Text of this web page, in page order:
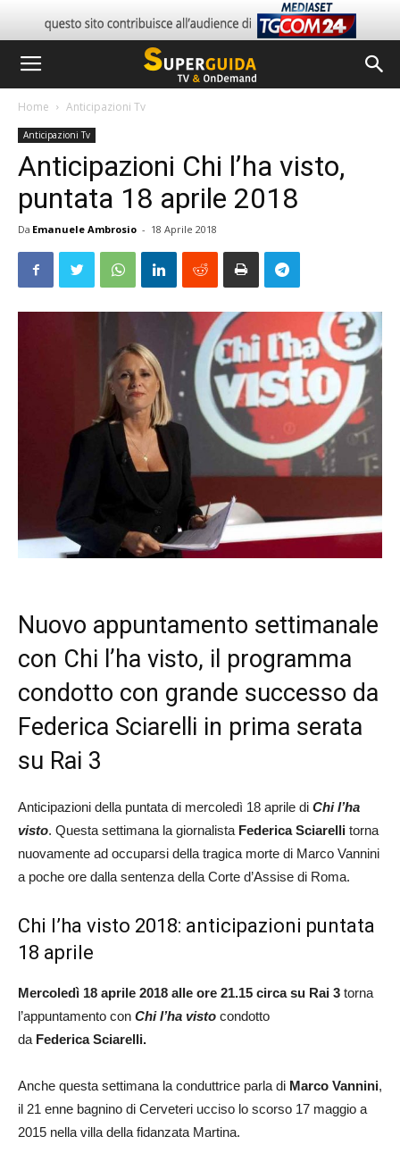
Home Anticipazioni Tv
Anticipazioni Tv
Anticipazioni Chi l’ha visto,
puntata 18 aprile 2018
Da Emanuele Ambrosio - 18 Aprile 2018
Nuovo appuntamento settimanale
con Chi l’ha visto, il programma
condotto con grande successo da
Federica Sciarelli in prima serata
su Rai 3
Anticipazioni della puntata di mercoledì 18 aprile di Chi l’ha
visto. Questa settimana la giornalista Federica Sciarelli torna
nuovamente ad occuparsi della tragica morte di Marco Vannini
a poche ore dalla sentenza della Corte d’Assise di Roma.
Chi l’ha visto 2018: anticipazioni puntata
18 aprile
Mercoledì 18 aprile 2018 alle ore 21.15 circa su Rai 3 torna
l’appuntamento con Chi l’ha visto condotto
da FedericaSciarelli.
Anche questa settimana la conduttrice parla di Marco Vannini,
il 21 enne bagnino di Cerveteri ucciso lo scorso 17 maggio a
2015 nella villa della fidanzata Martina.